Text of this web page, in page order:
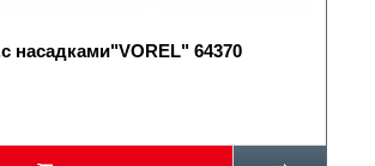
насадками"VOREL" 64370